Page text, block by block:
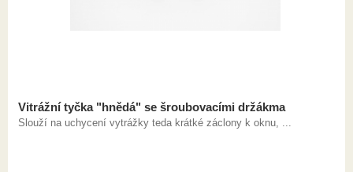
Vitrážní tyčka "hnědá" se šroubovacími držákma
Slouží na uchycení vytrážky teda krátké záclony k oknu, ...